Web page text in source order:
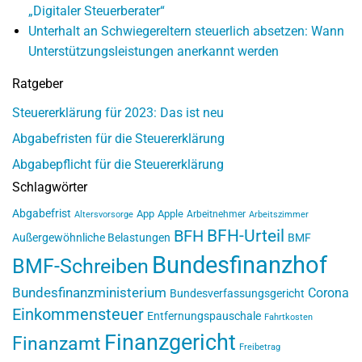
„Digitaler Steuerberater“
Unterhalt an Schwiegereltern steuerlich absetzen: Wann
Unterstützungsleistungen anerkannt werden
Ratgeber
Steuererklärung für 2023: Das ist neu
Abgabefristen für die Steuererklärung
Abgabepflicht für die Steuererklärung
Schlagwörter
Abgabefrist Altersvorsorge App Apple Arbeitnehmer Arbeitszimmer
Außergewöhnliche Belastungen BFH BFH-Urteil BMF
BMF-Schreiben Bundesfinanzhof
Bundesfinanzministerium Bundesverfassungsgericht Corona
Einkommensteuer Entfernungspauschale Fahrtkosten
Finanzamt Finanzgericht Freibetrag